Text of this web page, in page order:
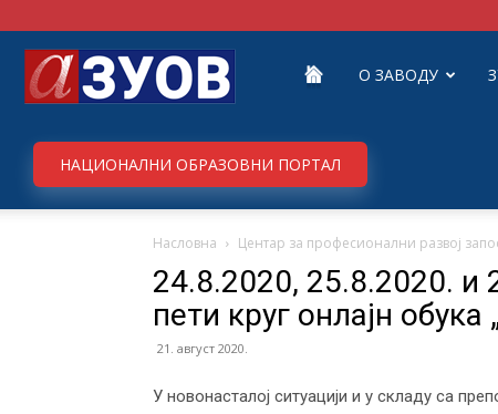
за
унапређивање
образовања
О ЗАВОДУ
НАЦИОНАЛНИ ОБРАЗОВНИ ПОРТАЛ
Насловна Центар за професионални развој
24.8.2020, 25.8.2020. и
пети круг онлајн
21. август 2020.
У новонасталој ситуацији и у складу са